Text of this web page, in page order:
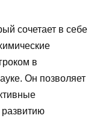
сочетает в себе
в
Он позволяет
развитию